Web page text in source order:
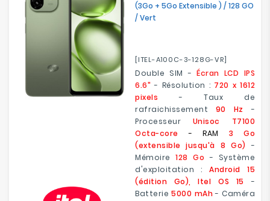
(3Go + 5Go Extensible ) / 128 GO
/ Vert
[ITEL-A100C-3-128G-VR]
Double SIM -Écran LCD IPS
6.6" - Résolution : 720 x 1612
pixels - Taux de
rafraichissement 90 Hz -
Processeur Unisoc T7100
Octa-core
- RAM
3 Go
(extensible jusqu'à 8 Go) -
Mémoire 128 Go - Système
d'exploitation :Android 15
(édition Go), Itel OS 15
-
Batterie5000 mAh- Caméra